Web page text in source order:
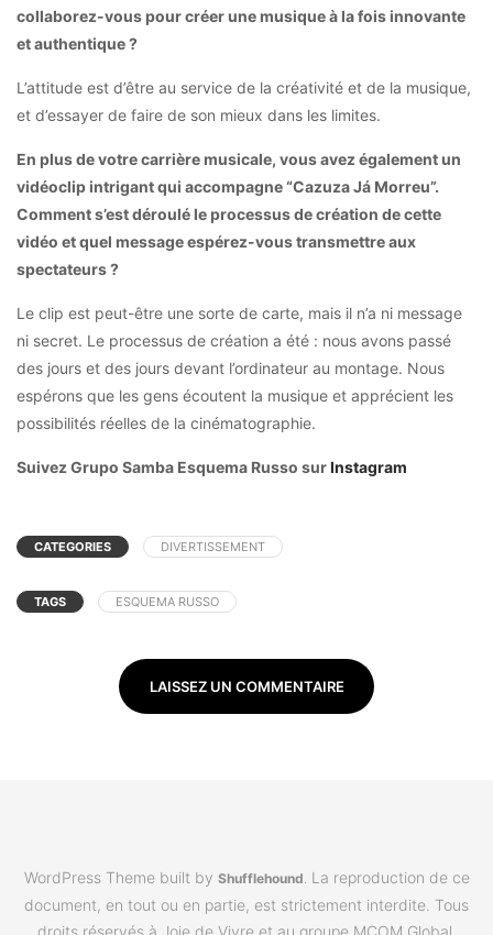
collaborez-vous pour créer une musique à la fois innovante
et authentique ?
L’attitude est d’être au service de la créativité et de la musique,
et d’essayer de faire de son mieux dans les limites.
En plus de votre carrière musicale, vous avez également un
vidéoclip intrigant qui accompagne “Cazuza Já Morreu”.
Comment s’est déroulé le processus de création de cette
vidéo et quel message espérez-vous transmettre aux
spectateurs ?
Le clip est peut-être une sorte de carte, mais il n’a ni message
ni secret. Le processus de création a été : nous avons passé
des jours et des jours devant l’ordinateur au montage. Nous
espérons que les gens écoutent la musique et apprécient les
possibilités réelles de la cinématographie.
Suivez Grupo Samba Esquema Russo surInstagram
CATEGORIES DIVERTISSEMENT
TAGS ESQUEMA RUSSO
LAISSEZ UN COMMENTAIRE
WordPress Theme built by Shufflehound La reproduction de ce
document, en tout ou en partie, est strictement interdite. Tous
droits réservés à Joie de Vivre et au groupe MCOM Global.